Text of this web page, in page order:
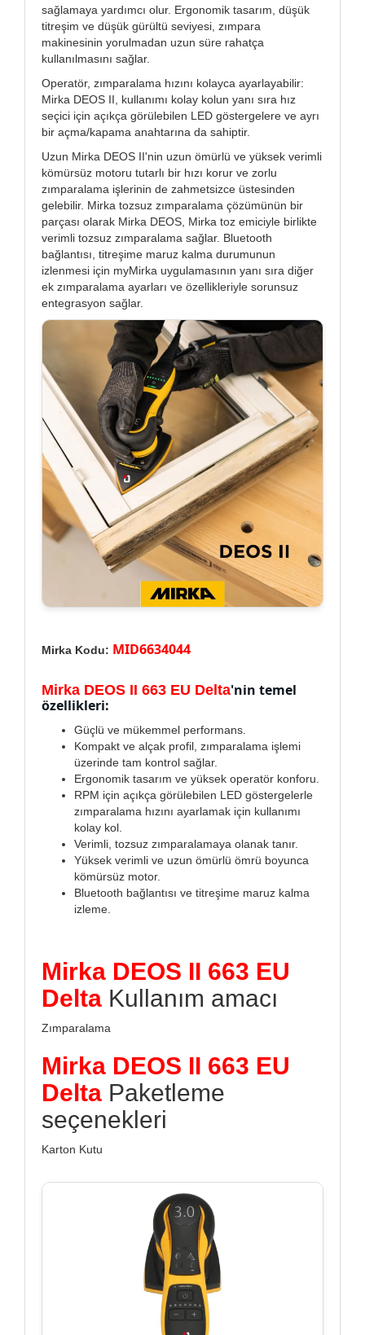
sağlamaya yardımcı olur. Ergonomik tasarım, düşük
titreşim ve düşük gürültü seviyesi, zımpara
makinesinin yorulmadan uzun süre rahatça
kullanılmasını sağlar.
Operatör, zımparalama hızını kolayca ayarlayabilir:
Mirka DEOS II, kullanımı kolay kolun yanı sıra hız
seçici için açıkça görülebilen LED göstergelere ve ayrı
bir açma/kapama anahtarına da sahiptir.
Uzun Mirka DEOS II'nin uzun ömürlü ve yüksek verimli
kömürsüz motoru tutarlı bir hızı korur ve zorlu
zımparalama işlerinin de zahmetsizce üstesinden
gelebilir. Mirka tozsuz zımparalama çözümünün bir
parçası olarak Mirka DEOS, Mirka toz emiciyle birlikte
verimli tozsuz zımparalama sağlar. Bluetooth
bağlantısı, titreşime maruz kalma durumunun
izlenmesi için myMirka uygulamasının yanı sıra diğer
ek zımparalama ayarları ve özellikleriyle sorunsuz
entegrasyon sağlar.
Mirka Kodu: MID6634044
Mirka DEOS II 663 EU Delta'nin temel
özellikleri:
Güçlü ve mükemmel performans.
Kompakt ve alçak profil, zımparalama işlemi
üzerinde tam kontrol sağlar.
Ergonomik tasarım ve yüksek operatör konforu.
RPM için açıkça görülebilen LED göstergelerle
zımparalama hızını ayarlamak için kullanımı
kolay kol.
Verimli, tozsuz zımparalamaya olanak tanır.
Yüksek verimli ve uzun ömürlü ömrü boyunca
kömürsüz motor.
Bluetooth bağlantısı ve titreşime maruz kalma
izleme.
Mirka DEOS II 663 EU
Delta Kullanım amacı
Zımparalama
Mirka DEOS II 663 EU
Delta Paketleme
seçenekleri
Karton Kutu